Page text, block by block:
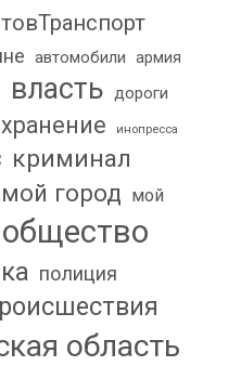
автомобили армия
власть дороги
инопресса
криминал
мой город мой
общество
полиция
область